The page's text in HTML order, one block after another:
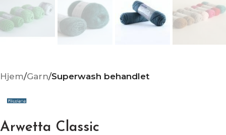
Hjem Garn Superwash behandlet
Arwetta Classic